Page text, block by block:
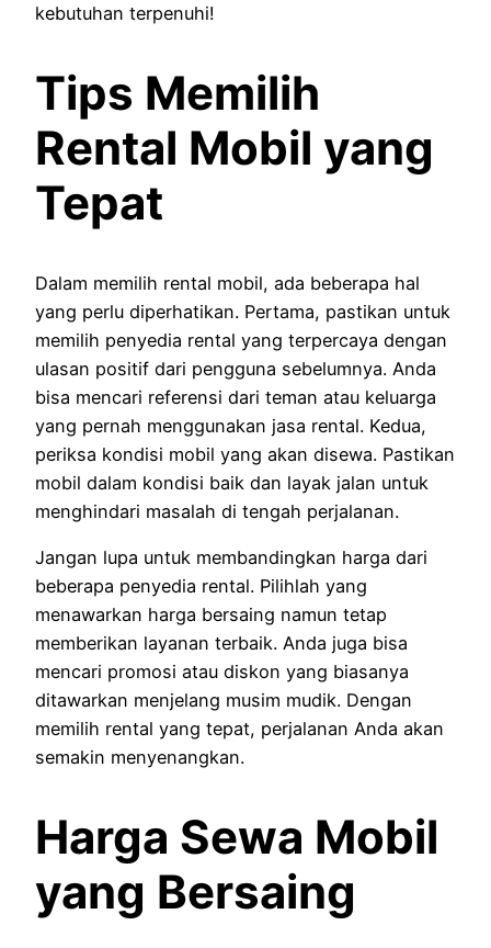
kebutuhan terpenuhi!
Tips Memilih
Rental Mobil yang
Tepat
Dalam memilih rental mobil, ada beberapa hal
yang perlu diperhatikan. Pertama, pastikan untuk
memilih penyedia rental yang terpercaya dengan
ulasan positif dari pengguna sebelumnya. Anda
bisa mencari referensi dari teman atau keluarga
yang pernah menggunakan jasa rental. Kedua,
periksa kondisi mobil yang akan disewa. Pastikan
mobil dalam kondisi baik dan layak jalan untuk
menghindari masalah di tengah perjalanan.
Jangan lupa untuk membandingkan harga dari
beberapa penyedia rental. Pilihlah yang
menawarkan harga bersaing namun tetap
memberikan layanan terbaik. Anda juga bisa
mencari promosi atau diskon yang biasanya
ditawarkan menjelang musim mudik. Dengan
memilih rental yang tepat, perjalanan Anda akan
semakin menyenangkan.
Harga Sewa Mobil
yang Bersaing